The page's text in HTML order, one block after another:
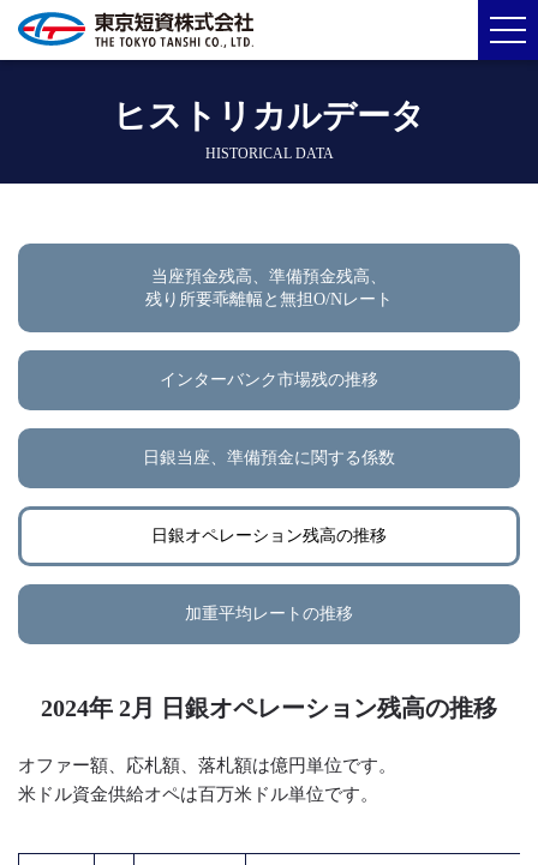
ヒストリカルデータ
HISTORICAL DATA
当座預金残高、準備預金残高、
残り所要乖離幅と無担O/Nレート
インターバンク市場残の推移
日銀当座、準備預金に関する係数
日銀オペレーション残高の推移
加重平均レートの推移
2024年 2月 日銀オペレーション残高の推移
オファー額、応札額、落札額は億円単位です。
米ドル資金供給オペは百万米ドル単位です。